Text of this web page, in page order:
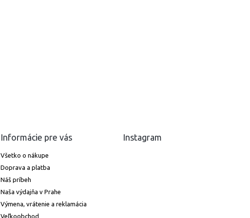
Informácie pre vás
Všetko o nákupe
Doprava a platba
Náš príbeh
Naša výdajňa v Prahe
Výmena, vrátenie a reklamácia
Veľkoobchod
Instagram